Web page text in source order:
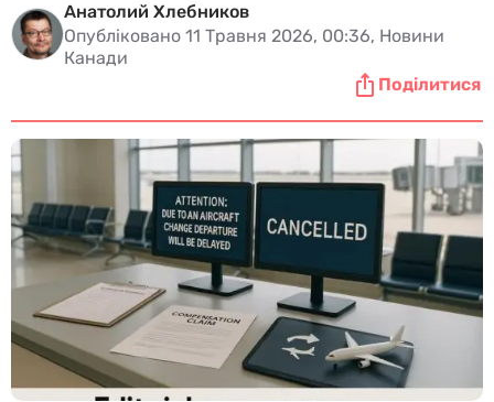
Анатолий Хлебников
Опубліковано 11 Травня 2026, 00:36, Новини
Канади
Поділитися